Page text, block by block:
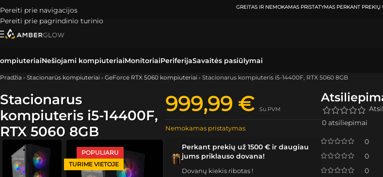
Pereiti prie navigacijos
Pereiti prie pagrindinio turinio
ATSIIMKITE UŽSAKYMĄKLAIPĖDOJE IR VILNIUJEPER0-3
Nešiojami kompiuteriaiMonitoriaiPeriferijaSavaitės pasiūlymai
Pradžia › Stacionarūs kompiuteriai › GeForce RTX 5060 kompiuteriai › Stacionarus kompiuteris i5-14400F, RTX 5060 8GB
Stacionarus
kompiuteris i5-14400F,
RTX 5060 8GB
POPULIARU
TURIME VIETOJE
999,99 € Su PVM
Nemokamas pristatymas
Perkant prekių už 1500 € ir daugiau
jums priklauso dovana!
Dovanų kiekis ribotas !
0 atsiliepimai
0
0
0